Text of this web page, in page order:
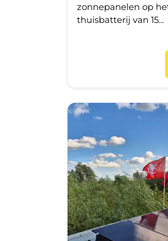
zonnepanelen op
thuisbatterij van 15...